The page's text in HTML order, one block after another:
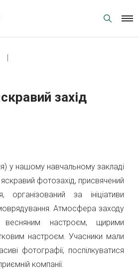
захід
у нашому навчальному закладі
фотозахід, присвячений
за ініціативи
Атмосфера заходу
настроєм, щирими
настроєм. Учасники мали
фотографії, поспілкуватися
компанії.